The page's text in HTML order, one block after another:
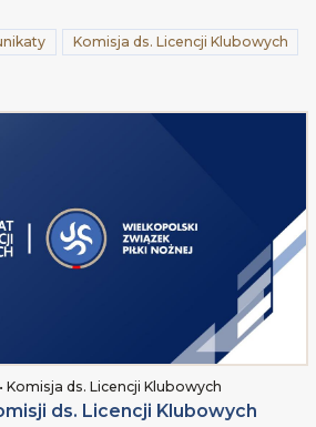
Komisja ds. Licencji Klubowych
Komisja ds. Licencji Klubowych
ds. Licencji Klubowych